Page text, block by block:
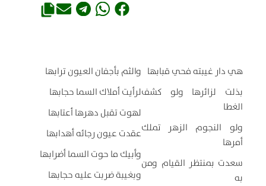
والثم بأجفان العيون ترابها
لرأيت أملاك السما حجابها
لهوت تقبل دهرها أعتابها
عقدت عيون رجائه أهدابها
وأبيك ما حوت السما أضرابها
وبغيبة ضربت عليه حجابها
هي دار غيبته فحي قبابها
بذلت لزائرها ولو كشف
الغطا
ولو النجوم الزهر تملك
أمرها
سعدت بمنتظر القيام ومن
به